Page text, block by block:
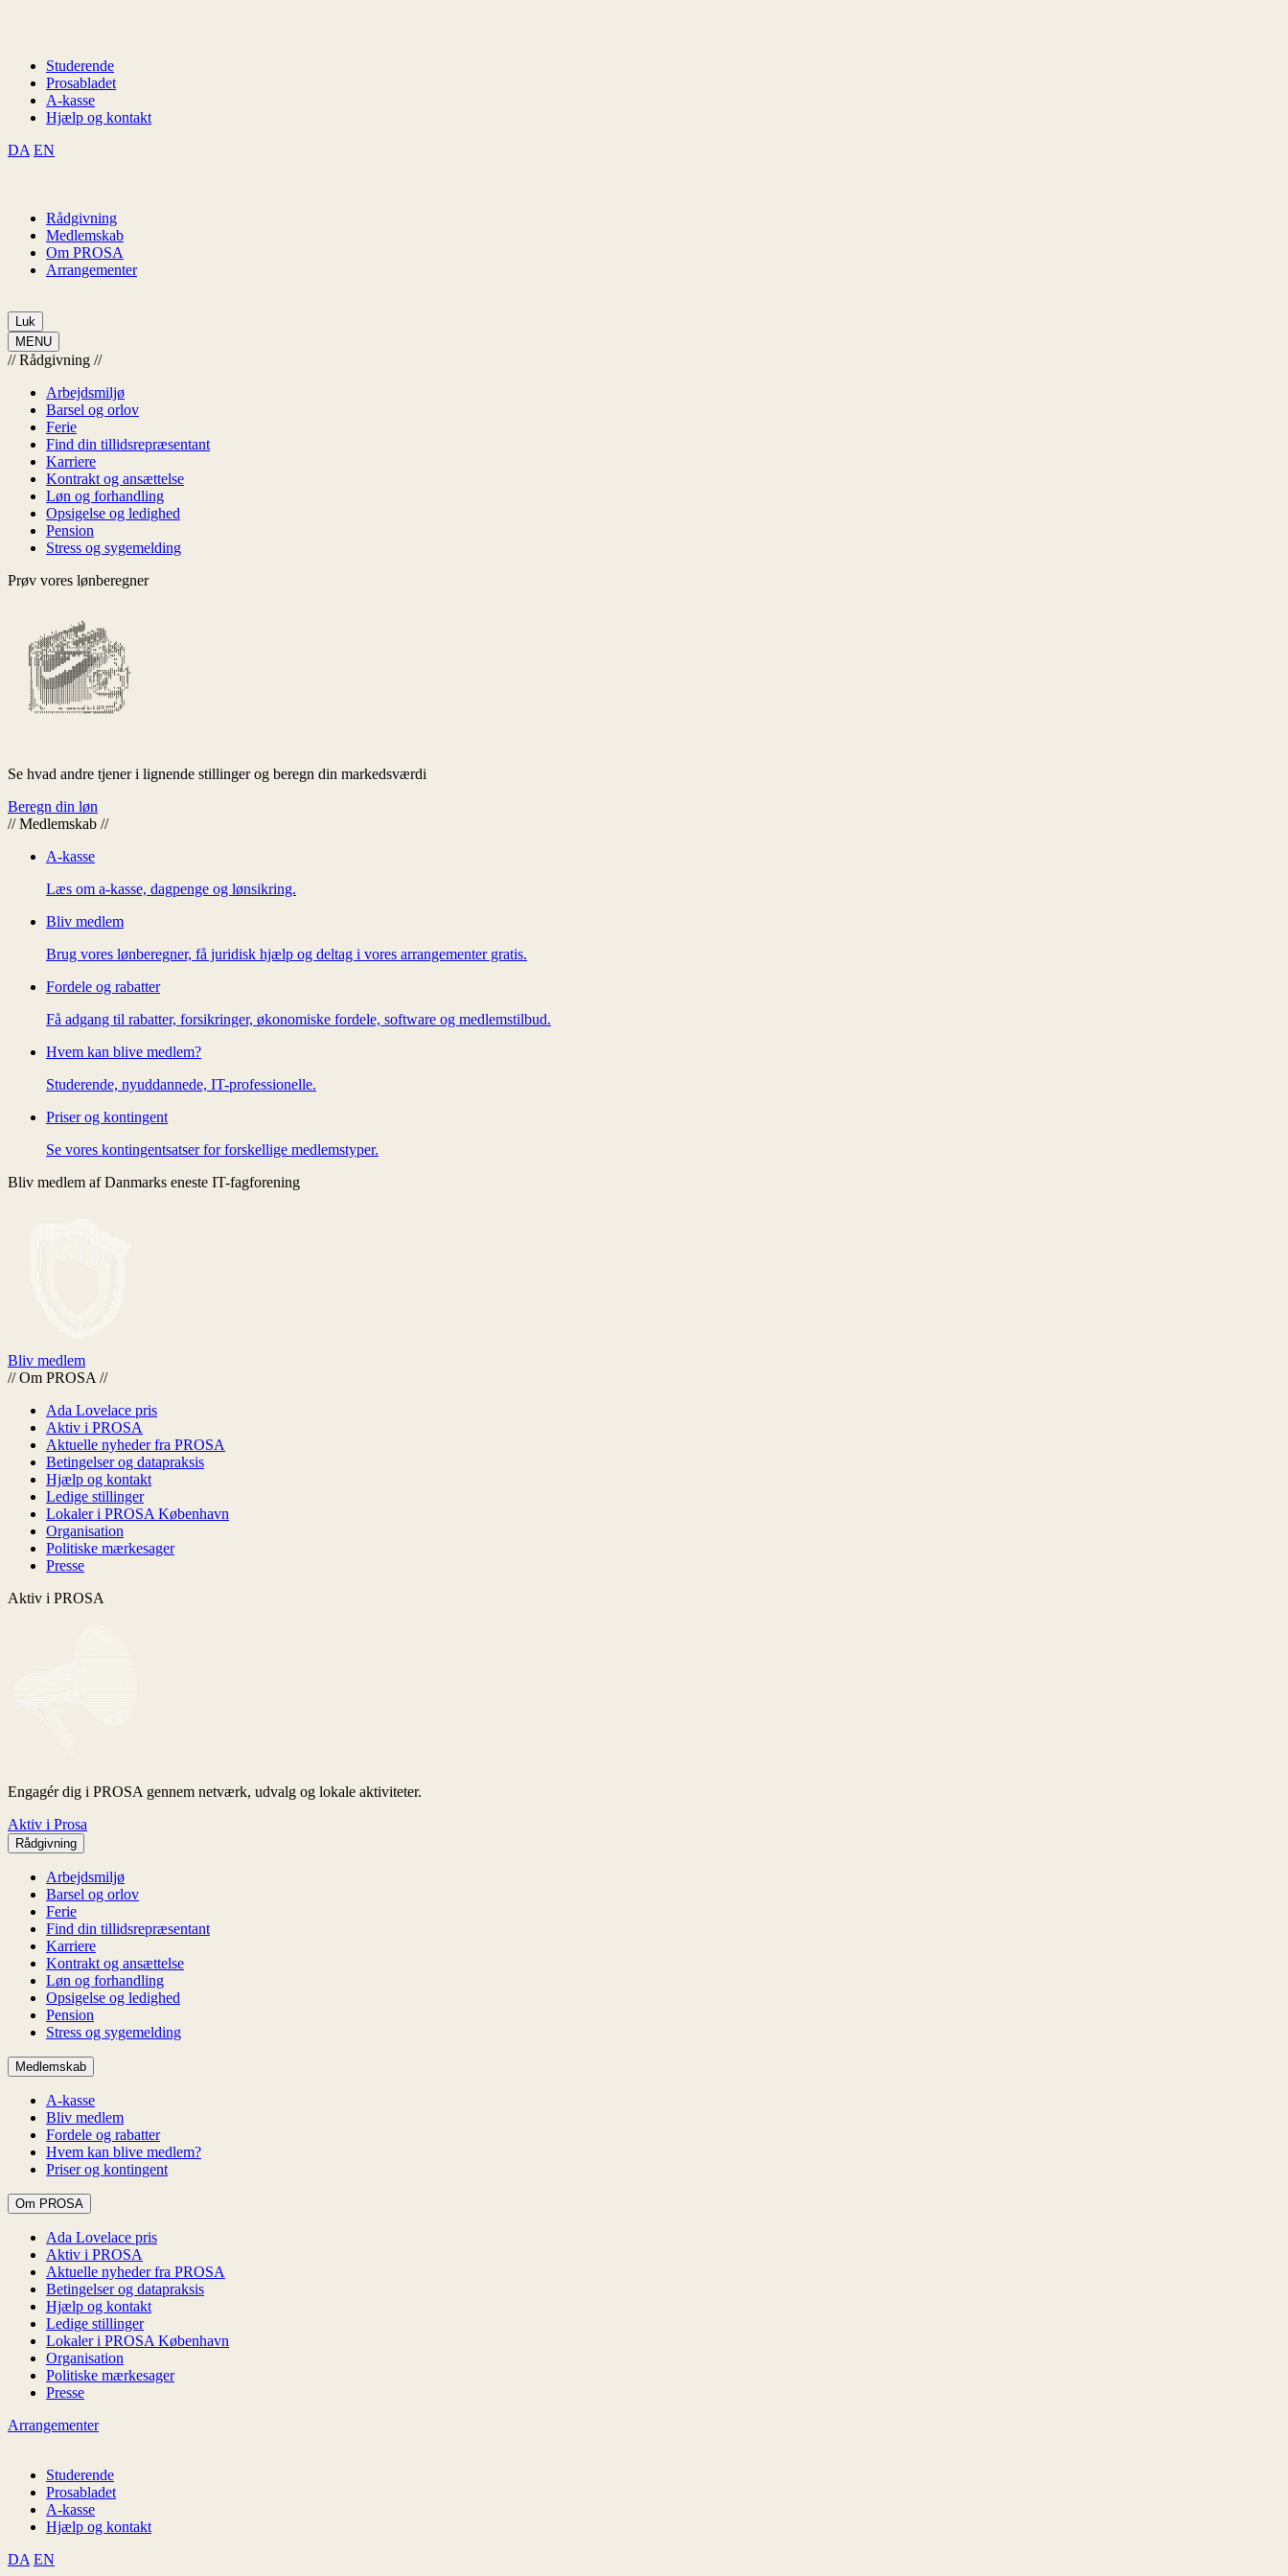
Studerende
Prosabladet
A-kasse
Hjælp og kontakt
DA EN
Rådgivning
Medlemskab
Om PROSA
Arrangementer
Luk
MENU
// Rådgivning //
Arbejdsmiljø
Barsel og orlov
Ferie
Find din tillidsrepræsentant
Karriere
Kontrakt og ansættelse
Løn og forhandling
Opsigelse og ledighed
Pension
Stress og sygemelding
Prøv vores lønberegner
Se hvad andre tjener i lignende stillinger og beregn din markedsværdi
Beregn din løn
// Medlemskab //
A-kasse
Læs om a-kasse, dagpenge og lønsikring.
Bliv medlem
Brug vores lønberegner, få juridisk hjælp og deltag i vores arrangementer gratis.
Fordele og rabatter
Få adgang til rabatter, forsikringer, økonomiske fordele, software og medlemstilbud.
Hvem kan blive medlem?
Studerende, nyuddannede, IT-professionelle.
Priser og kontingent
Se vores kontingentsatser for forskellige medlemstyper.
Bliv medlem af Danmarks eneste IT-fagforening
Bliv medlem
// Om PROSA //
Ada Lovelace pris
Aktiv i PROSA
Aktuelle nyheder fra PROSA
Betingelser og datapraksis
Hjælp og kontakt
Ledige stillinger
Lokaler i PROSA København
Organisation
Politiske mærkesager
Presse
Aktiv i PROSA
Engagér dig i PROSA gennem netværk, udvalg og lokale aktiviteter.
Aktiv i Prosa
Rådgivning
Arbejdsmiljø
Barsel og orlov
Ferie
Find din tillidsrepræsentant
Karriere
Kontrakt og ansættelse
Løn og forhandling
Opsigelse og ledighed
Pension
Stress og sygemelding
Medlemskab
A-kasse
Bliv medlem
Fordele og rabatter
Hvem kan blive medlem?
Priser og kontingent
Om PROSA
Ada Lovelace pris
Aktiv i PROSA
Aktuelle nyheder fra PROSA
Betingelser og datapraksis
Hjælp og kontakt
Ledige stillinger
Lokaler i PROSA København
Organisation
Politiske mærkesager
Presse
Arrangementer
Studerende
Prosabladet
A-kasse
Hjælp og kontakt
DA EN